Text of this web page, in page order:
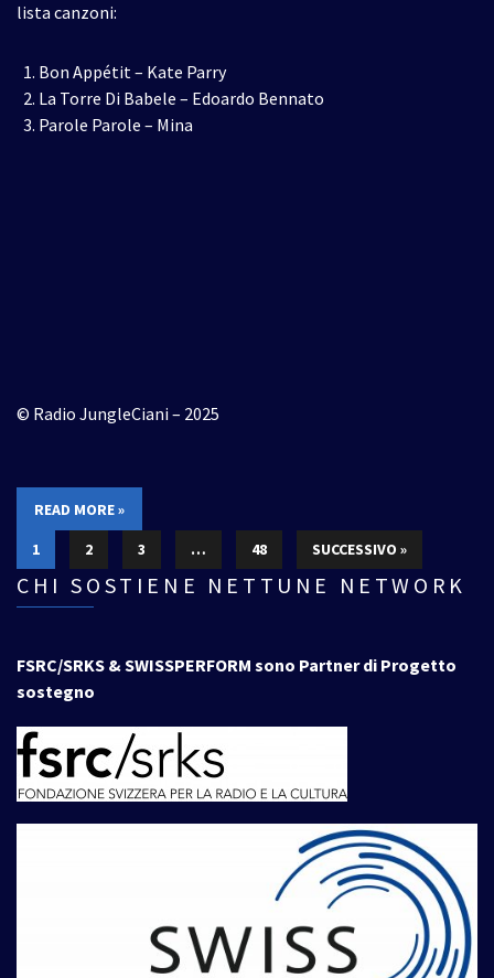
lista canzoni:
Bon Appétit – Kate Parry
La Torre Di Babele – Edoardo Bennato
Parole Parole – Mina
© Radio JungleCiani – 2025
READ MORE »
1
2 3 … 48 SUCCESSIVO »
CHI SOSTIENE NETTUNE NETWORK
FSRC/SRKS & SWISSPERFORM sono Partner di Progetto
sostegno